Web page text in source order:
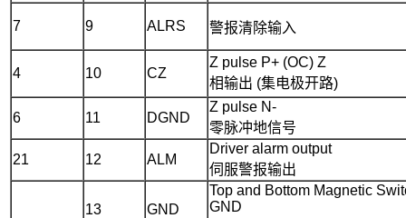
7 9 ALRS 警报清除输入
4 10 CZ
Z pulse P+ (OC) Z
相输出 (集电极开路)
6 11 DGND
Z pulse N-
零脉冲地信号
21 12 ALM
Driver alarm output
伺服警报输出
13 GND
Top and Bottom Magnetic
GND